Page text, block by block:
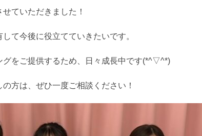
ていただきました！
て今後に役立てていきたいです。
グをご提供するため、日々成長中です(*^▽^*)
方は、ぜひ一度ご相談ください！